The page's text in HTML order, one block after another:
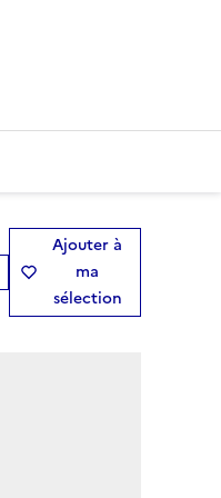
Ajouter à
ma
sélection